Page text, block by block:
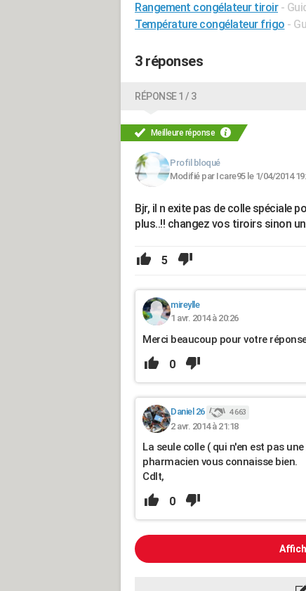
Rangement congélateur tiroir -
Température congélateur frigo -
3 réponses
RÉPONSE 1 / 3
Meilleure réponse
Profil bloqué
Modifié par Icare95 le 1/04/2014
Bjr, il n exite pas de colle spéciale
plus..!! changez vos tiroirs sinon
5
mireylle
1 avr. 2014 à 20:26
Merci beaucoup pour votre
0
Daniel 26 4 663
2 avr. 2014 à 21:18
La seule colle ( qui n'en est pas
pharmacien vous connaisse bien.
Cdlt,
0